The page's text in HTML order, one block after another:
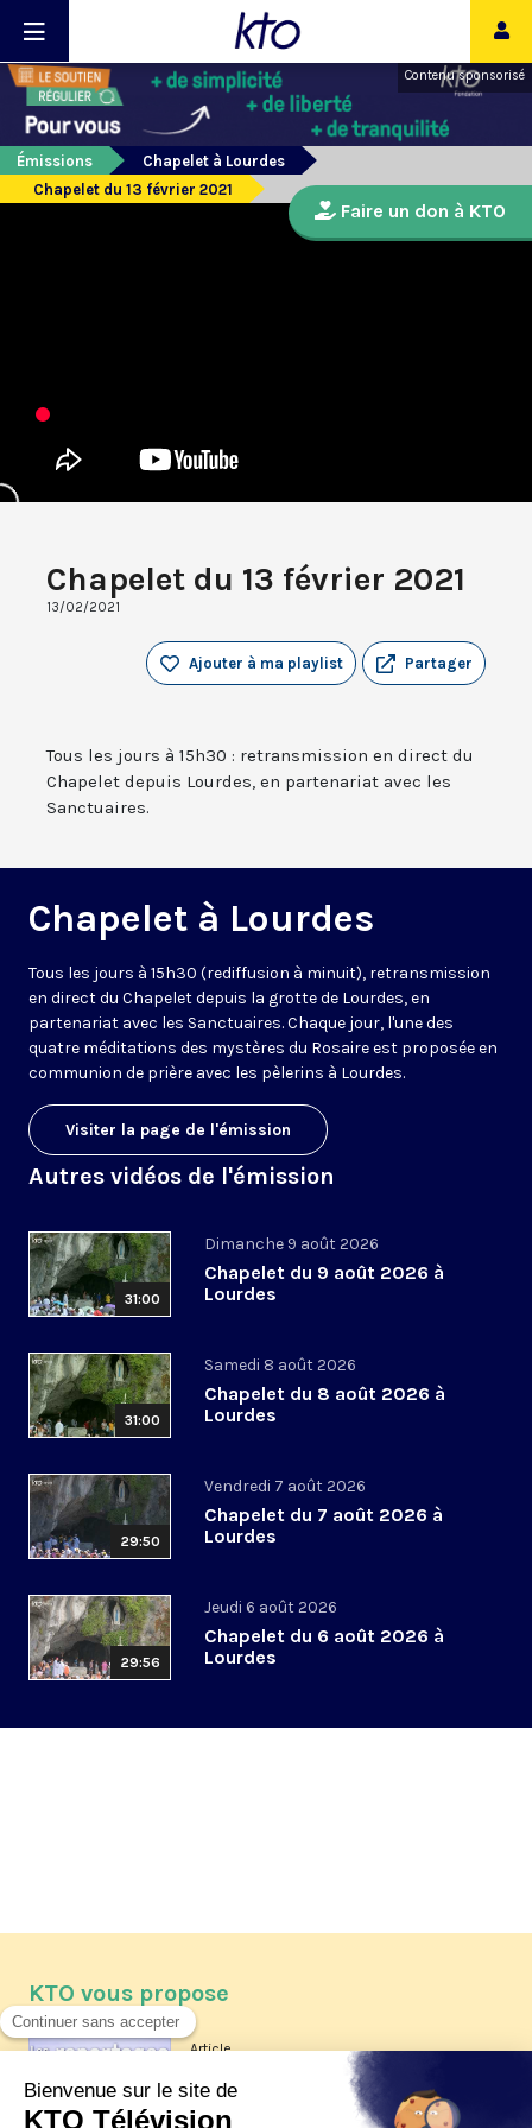
Contenu sponsorisé
Émissions
Chapelet à Lourdes
Chapelet du 13 février 2021
Chapelet du 13 février 2021
13/02/2021
Partager
Ajouter à ma playlist
Tous les jours à 15h30 : retransmission en direct du
Chapelet depuis Lourdes, en partenariat avec les
Sanctuaires.
Chapelet à Lourdes
Tous les jours à 15h30 (rediffusion à minuit), retransmission
en direct du Chapelet depuis la grotte de Lourdes, en
partenariat avec les Sanctuaires. Chaque jour, l'une des
quatre méditations des mystères du Rosaire est proposée en
communion de prière avec les pèlerins à Lourdes.
Visiter la page de l'émission
Autres vidéos de l'émission
31:00
Dimanche 9 août 2026
Chapelet du 9 août 2026 à
Lourdes
31:00
Samedi 8 août 2026
Chapelet du 8 août 2026 à
Lourdes
29:50
Vendredi 7 août 2026
Chapelet du 7 août 2026 à
Lourdes
29:56
Jeudi 6 août 2026
Chapelet du 6 août 2026 à
Lourdes
Faire un don à KTO
KTO vous propose
Article
Les reportages d'été 2026 de KTO